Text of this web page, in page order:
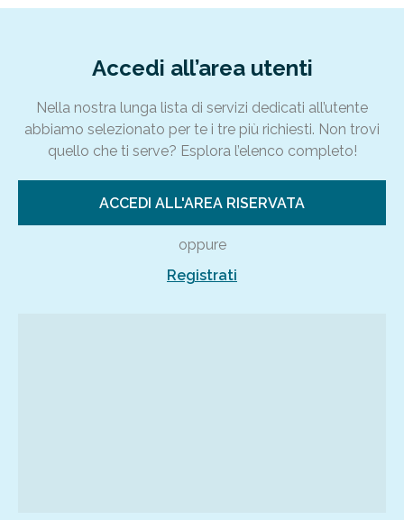
Accedi all’area utenti
Nella nostra lunga lista di servizi dedicati all’utente
abbiamo selezionato per te i tre più richiesti. Non trovi
quello che ti serve? Esplora l’elenco completo!
ACCEDI ALL'AREA RISERVATA
oppure
Registrati